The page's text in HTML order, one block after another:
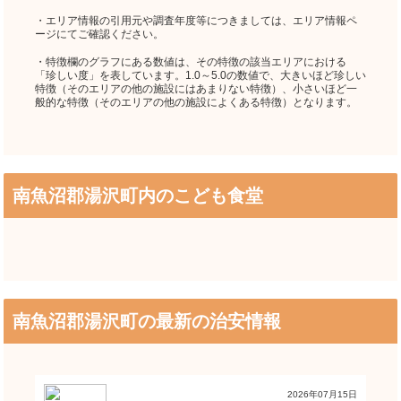
・エリア情報の引用元や調査年度等につきましては、エリア情報ペ
ージにてご確認ください。
・特徴欄のグラフにある数値は、その特徴の該当エリアにおける
「珍しい度」を表しています。1.0～5.0の数値で、大きいほど珍しい
特徴（そのエリアの他の施設にはあまりない特徴）、小さいほど一
般的な特徴（そのエリアの他の施設によくある特徴）となります。
南魚沼郡湯沢町内のこども食堂
南魚沼郡湯沢町の最新の治安情報
2026年07月15日